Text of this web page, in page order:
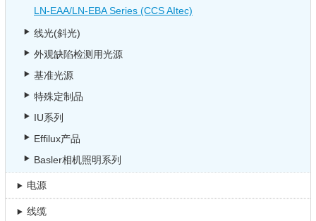
LN-EAA/LN-EBA Series (CCS AItec)
线光(斜光)
外观缺陷检测用光源
基准光源
特殊定制品
IU系列
Effilux产品
Basler相机照明系列
电源
线缆